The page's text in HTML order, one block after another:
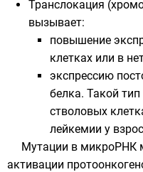
Транслокация
вызывает:
повышение
клетках или в
экспрессию
белка. Такой
стволовых
лейкемии у
Мутации в микроРНК
активации